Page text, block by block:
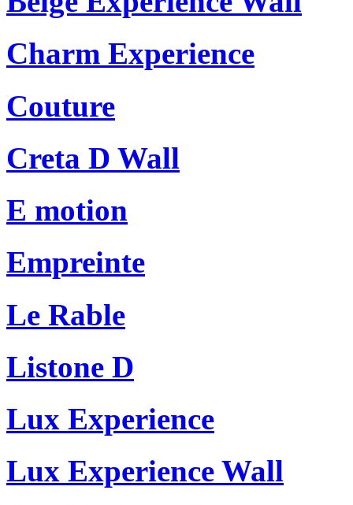
Charm Experience
Couture
Creta D Wall
E motion
Empreinte
Le Rable
Listone D
Lux Experience
Lux Experience Wall